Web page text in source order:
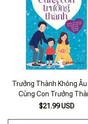
Trưởng Thành Không Âu
Cùng Con Trưởng
$21.99 USD